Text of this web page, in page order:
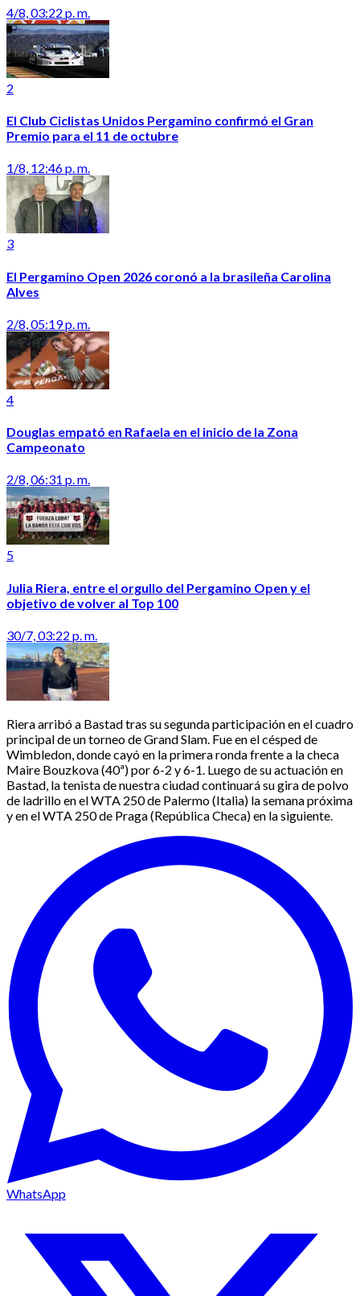
4/8, 03:22 p. m.
2
El Club Ciclistas Unidos Pergamino confirmó el Gran
Premio para el 11 de octubre
1/8, 12:46 p. m.
3
El Pergamino Open 2026 coronó a la brasileña Carolina
Alves
2/8, 05:19 p. m.
4
Douglas empató en Rafaela en el inicio de la Zona
Campeonato
2/8, 06:31 p. m.
5
Julia Riera, entre el orgullo del Pergamino Open y el
objetivo de volver al Top 100
30/7, 03:22 p. m.
Riera arribó a Bastad tras su segunda participación en el cuadro
principal de un torneo de Grand Slam. Fue en el césped de
Wimbledon, donde cayó en la primera ronda frente a la checa
Maire Bouzkova (40ª) por 6-2 y 6-1. Luego de su actuación en
Bastad, la tenista de nuestra ciudad continuará su gira de polvo
de ladrillo en el WTA 250 de Palermo (Italia) la semana próxima
y en el WTA 250 de Praga (República Checa) en la siguiente.
WhatsApp